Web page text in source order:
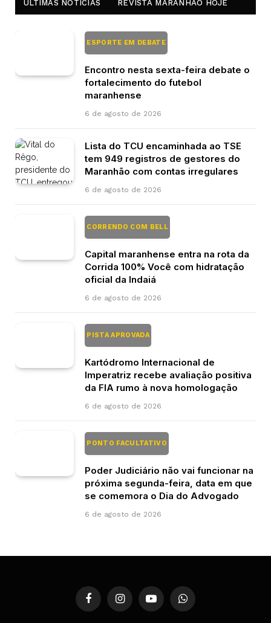
ÚLTIMAS NOTÍCIAS REVISTA MARANHÃO HOJE
ESPORTE EM DEBATE
Encontro nesta sexta-feira debate o
fortalecimento do futebol
maranhense
6 de agosto de 2026
Lista do TCU encaminhada ao TSE
tem 949 registros de gestores do
Maranhão com contas irregulares
6 de agosto de 2026
CORRENDO COM BELL
Capital maranhense entra na rota da
Corrida 100% Você com hidratação
oficial da Indaiá
6 de agosto de 2026
PISTA APROVADA
Kartódromo Internacional de
Imperatriz recebe avaliação positiva
da FIA rumo à nova homologação
6 de agosto de 2026
PONTO FACULTATIVO
Poder Judiciário não vai funcionar na
próxima segunda-feira, data em que
se comemora o Dia do Advogado
6 de agosto de 2026
FacebookInstagramYouTubeWhatsApp